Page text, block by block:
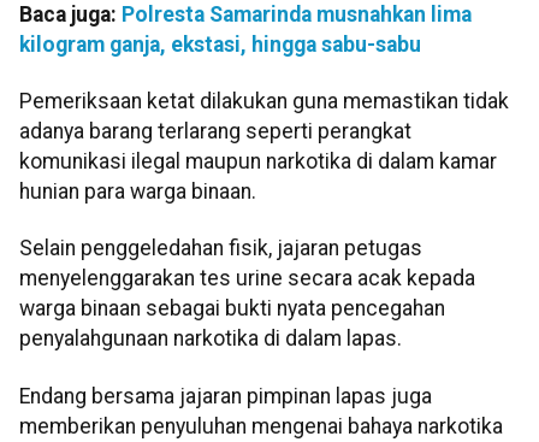
Baca juga: Polresta Samarinda musnahkan lima
kilogram ganja, ekstasi, hingga sabu-sabu
Pemeriksaan ketat dilakukan guna memastikan tidak
adanya barang terlarang seperti perangkat
komunikasi ilegal maupun narkotika di dalam kamar
hunian para warga binaan.
Selain penggeledahan fisik, jajaran petugas
menyelenggarakan tes urine secara acak kepada
warga binaan sebagai bukti nyata pencegahan
penyalahgunaan narkotika di dalam lapas.
Endang bersama jajaran pimpinan lapas juga
memberikan penyuluhan mengenai bahaya narkotika